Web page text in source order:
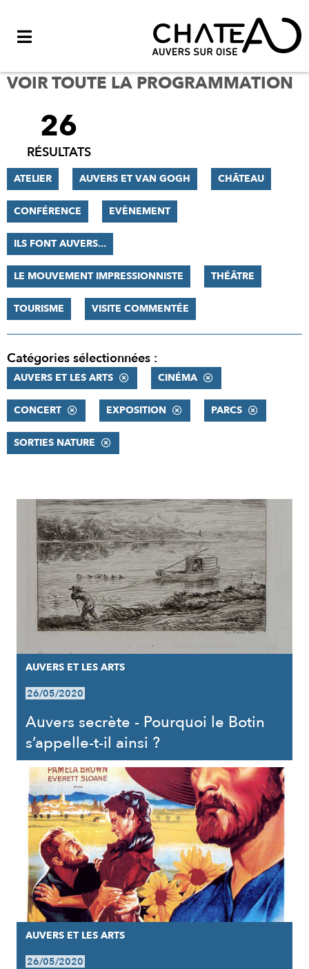
VOIR TOUTE LA PROGRAMMATION
FILTRER
RÉSULTATS
26
RÉSULTATS
ATELIER AUVERS ET VAN GOGH CHÂTEAU
CONFÉRENCE EVÈNEMENT
ILS FONT AUVERS...
LE MOUVEMENT IMPRESSIONNISTE THÉÂTRE
TOURISME VISITE COMMENTÉE
Catégories sélectionnées :
AUVERS ET LES ARTS CINÉMA
CONCERT EXPOSITION PARCS
SORTIES NATURE
RÉSULTATS
AUVERS ET LES ARTS
26/05/2020
Auvers secrète - Pourquoi le Botin
s’appelle-t-il ainsi ?
AUVERS ET LES ARTS
26/05/2020